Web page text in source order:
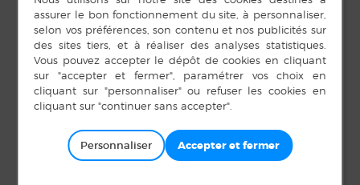
17 h 00 min à 18 h 30
min
LIEU
Médiathèque
Espace des Fontaines
35680
E-mail
mediatheque@bais35.f
r
Voir le site Organisateur
Personnaliser